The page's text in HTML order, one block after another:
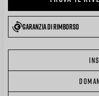
Garanzia di rimborso